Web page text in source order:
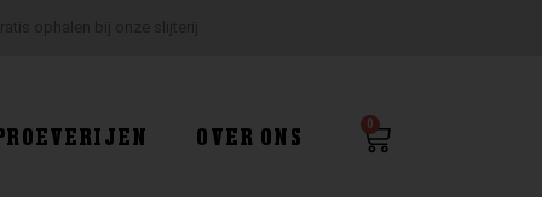
OVER ONS
0
Winkelwagen